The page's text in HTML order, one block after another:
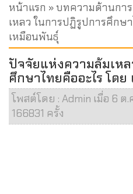
หน้าแรก »บทความด้านกา
เหลว ในการปฏิรูปการศึกษ
เหมือนพันธุ์
ปัจจัยแห่งความล้มเห
ศึกษาไทยคืออะไร โด
โพสต์โดย : Admin เมื่อ 6 ต.
166831 ครั้ง